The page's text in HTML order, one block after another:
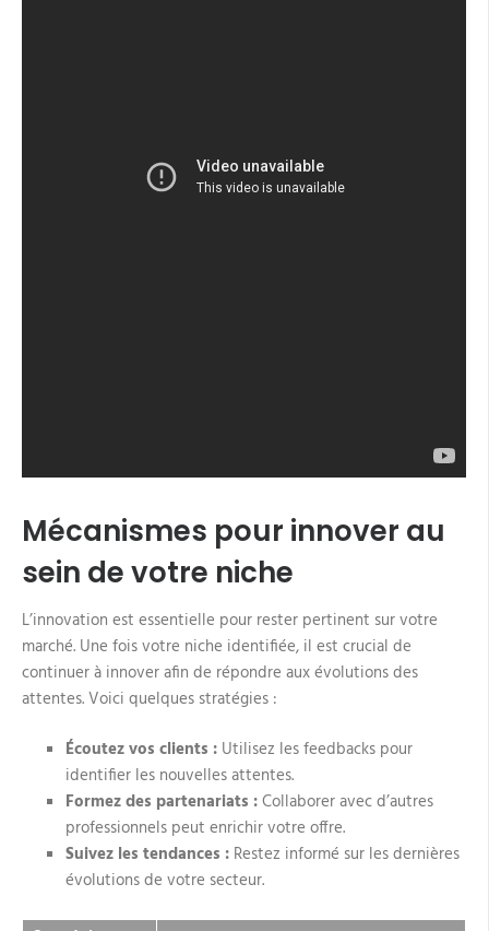
Mécanismes pour innover au
sein de votre niche
L’innovation est essentielle pour rester pertinent sur votre
marché. Une fois votre niche identifiée, il est crucial de
continuer à innover afin de répondre aux évolutions des
attentes. Voici quelques stratégies :
Écoutez vos clients : Utilisez les feedbacks pour
identifier les nouvelles attentes.
Formez des partenariats :Collaborer avec d’autres
professionnels peut enrichir votre offre.
Suivez les tendances : Restez informé sur les dernières
évolutions de votre secteur.